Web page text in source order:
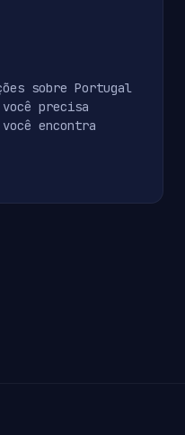
sobre Portugal
precisa
encontra